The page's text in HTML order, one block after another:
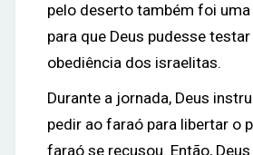
pelo deserto também foi
para que Deus pudesse
obediência dos israelitas.
Durante a jornada, Deus
pedir ao faraó para libertar o
faraó se recusou. Então,